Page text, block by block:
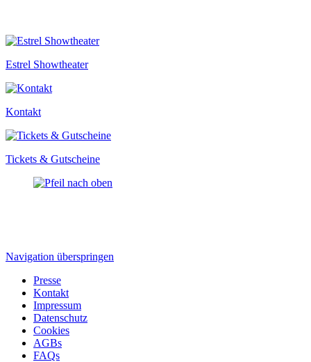
Estrel Showtheater
Kontakt
Tickets & Gutscheine
Navigation überspringen
Presse
Kontakt
Impressum
Datenschutz
Cookies
AGBs
FAQs